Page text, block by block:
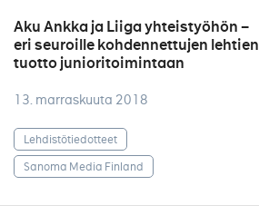
Aku Ankka ja Liiga yhteistyöhön –
eri seuroille kohdennettujen lehtien
tuotto junioritoimintaan
13. marraskuuta 2018
Lehdistötiedotteet
Sanoma Media Finland